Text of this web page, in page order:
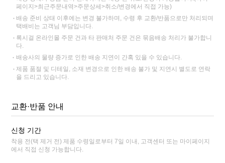
페이지>최근주문내역>주문상세>취소/변경에서 직접 가능)
배송 준비 상태 이후에는 변경 불가하며, 수령 후 교환/반품으로만 처리되며
택배비는 고객님 부담입니다.
록시걸 온라인몰 주문 건과 타 판매처 주문 건은 묶음배송 처리가 불가합니
다.
배송사의 물량 증가로 인한 배송 지연이 간혹 있을 수 있습니다.
제품 품절 및 디테일, 소재 변경으로 인한 배송 불가 및 지연시 별도로 연락
을 드리고 있습니다.
교환·반품 안내
신청 기간
착용 전(택 제거 전) 제품 수령일로부터 7일 이내, 고객센터 또는 마이페이지
에서 직접 신청 가능합니다.